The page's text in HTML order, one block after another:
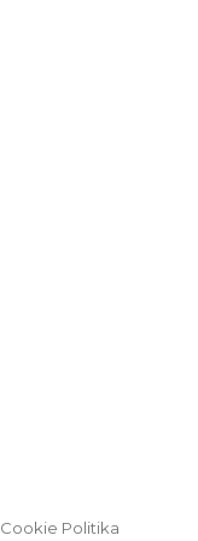
Cookie Politika